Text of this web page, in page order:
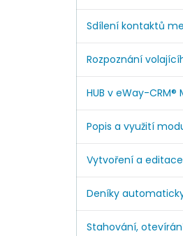
Sdílení kontaktů
Rozpoznání
HUB v eWay-CRM®
Popis a využití
Vytvoření a
Deníky
Stahování,